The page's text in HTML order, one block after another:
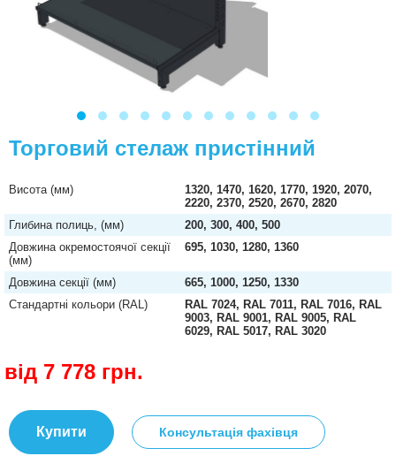
Торговий стелаж пристінний
Висота (мм)
1320, 1470, 1620, 1770, 1920, 2070,
2220, 2370, 2520, 2670, 2820
Глибина полиць, (мм)
200, 300, 400, 500
Довжина окремостоячої секції
(мм)
695, 1030, 1280, 1360
Довжина секції (мм)
665, 1000, 1250, 1330
Стандартні кольори (RAL)
RAL 7024, RAL 7011, RAL 7016, RAL
9003, RAL 9001, RAL 9005, RAL
6029, RAL 5017, RAL 3020
від 7 778 грн.
Купити Консультація фахівця